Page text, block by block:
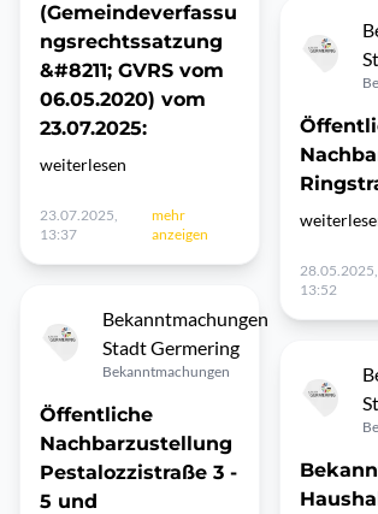
(Gemeindeverfassu
ngsrechtssatzung
&#8211; GVRS vom
06.05.2020) vom
23.07.2025:
weiterlesen
23.07.2025,
13:37
mehr
anzeigen
Bekanntmachungen
Stadt Germering
Bekanntmachungen
Öffentliche
Nachbarzustellung
Pestalozzistraße 3 -
5 und
28.05.2025,
13:52